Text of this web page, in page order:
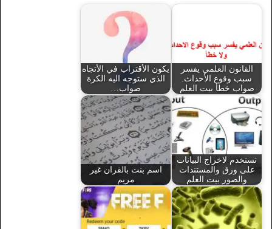
القانون العلمي يفسر
سبب وقوع الأحداث.
صواب خطأ بيت العلم
يكون الأقتراب في الأتجاه
الذي ستوجه اليه الكرة
صواب…
تستخدم لاخراج البيانات
على ورق والمستندات
والصور بيت العلم
اسم بنت بالقران غير
مريم